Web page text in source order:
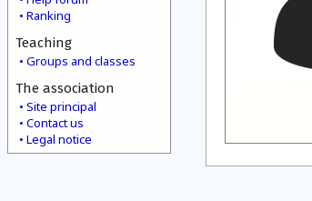
Ranking
Teaching
Groups and classes
The association
Site principal
Contact us
Legal notice